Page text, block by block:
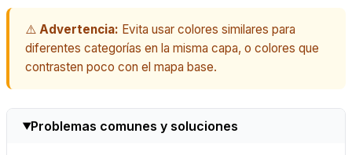
⚠️ Advertencia: Evita usar colores similares para
diferentes categorías en la misma capa, o colores que
contrasten poco con el mapa base.
Problemas comunes y soluciones